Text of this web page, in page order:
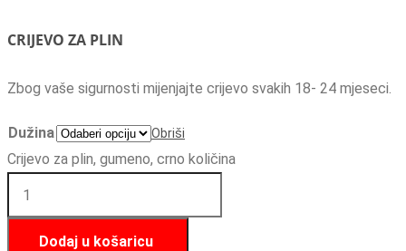
CRIJEVO ZA PLIN
Zbog vaše sigurnosti mijenjajte crijevo svakih 18- 24 mjeseci.
Dužina Obriši
Crijevo za plin, gumeno, crno količina
Dodaj u košaricu